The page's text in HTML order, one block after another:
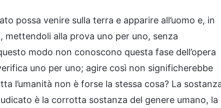
possa venire sulla terra e apparire all’uomo e, in
alla prova uno per uno, senza
modo non conoscono questa fase dell’opera
uno per uno; agire così non significherebbe
l’umanità non è forse la stessa cosa? La
è la corrotta sostanza del genere umano, la